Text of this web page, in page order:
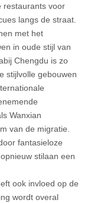
restaurants voor
langs de straat.
met het
in oude stijl van
Chengdu is zo
stijlvolle gebouwen
Wanxian
van de migratie.
fantasieloze
stilaan een
ook invloed op de
wordt overal